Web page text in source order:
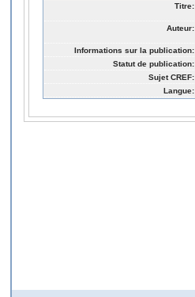
Titre:
Auteur:
Informations sur la publication:
Statut de publication:
Sujet CREF:
Langue: